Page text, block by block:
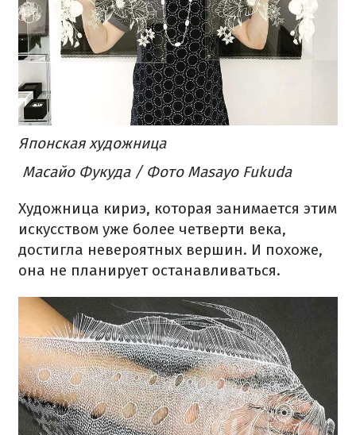
Японская художница
Масайо Фукуда / Фото Masayo Fukuda
Художница кириэ, которая занимается этим
искусством уже более четверти века,
достигла невероятных вершин. И похоже,
она не планирует останавливаться.